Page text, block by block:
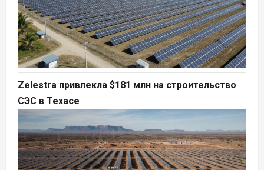
Zelestra привлекла $181 млн на строительство
СЭС в Техасе